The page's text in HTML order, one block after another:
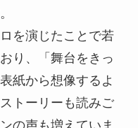
を演じたことで若
り、「舞台をきっ
紙から想像するよ
トーリーも読みご
の声も増えていま